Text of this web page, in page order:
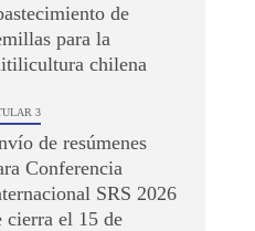
de
para la
chilena
3
de resúmenes
Conferencia
SRS 2026
cierra el 15 de